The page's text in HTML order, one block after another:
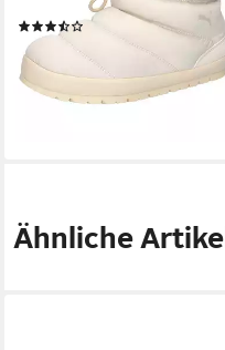
Winterboots
ab 59,05 € 74,95 €
-21%
lieferbar - in 2-3 Werktagen bei dir
Ähnliche Artikel